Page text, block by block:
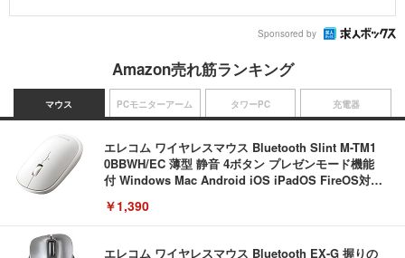
Sponsored by
Amazon売れ筋ランキング
マウス
エレコム ワイヤレスマウス Bluetooth Slint M-TM1
0BBWH/EC 薄型 静音 4ボタン プレゼンモード機能
付 Windows Mac Android iOS iPadOS FireOS対応
￥1,390
エレコム ワイヤレスマウス Bluetooth EX-G 握りの
PCモニターアーム タワーPC 充電器